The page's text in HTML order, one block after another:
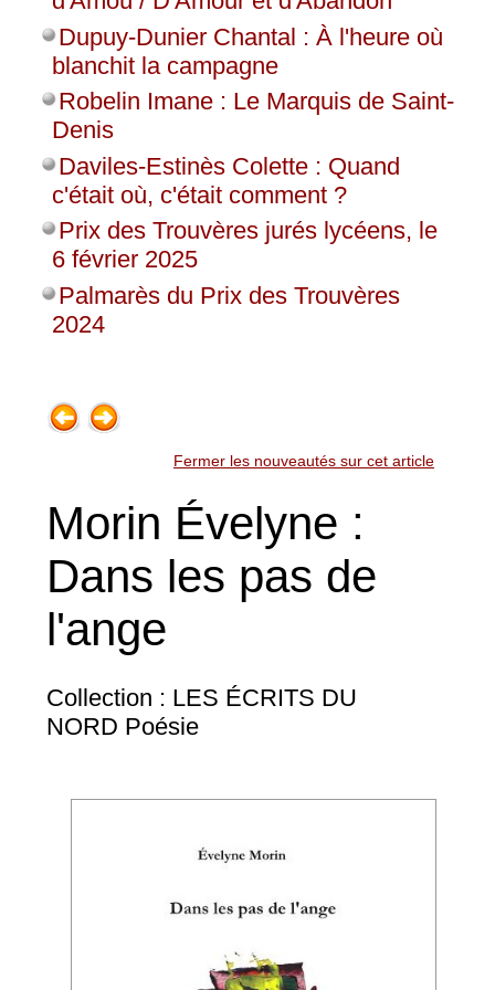
Dupuy-Dunier Chantal : À l'heure où
blanchit la campagne
Robelin Imane : Le Marquis de Saint-
Denis
Daviles-Estinès Colette : Quand
c'était où, c'était comment ?
Prix des Trouvères jurés lycéens, le
6 février 2025
Palmarès du Prix des Trouvères
2024
Fermer les nouveautés sur cet article
Morin Évelyne :
Dans les pas de
l'ange
Collection : LES ÉCRITS DU
NORD Poésie